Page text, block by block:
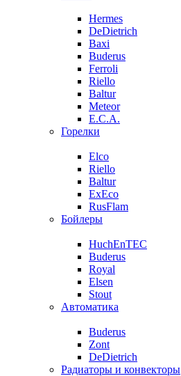
Hermes
DeDietrich
Baxi
Buderus
Ferroli
Riello
Baltur
Meteor
E.C.A.
Горелки
Elco
Riello
Baltur
ExEco
RusFlam
Бойлеры
HuchEnTEC
Buderus
Royal
Elsen
Stout
Автоматика
Buderus
Zont
DeDietrich
Радиаторы и конвекторы